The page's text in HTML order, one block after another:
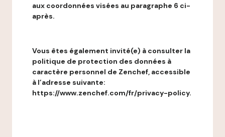
aux coordonnées visées au paragraphe 6 ci-
après.
Vous êtes également invité(e) à consulter la
politique de protection des données à
caractère personnel de Zenchef, accessible
à l’adresse suivante:
https://www.zenchef.com/fr/privacy-policy.